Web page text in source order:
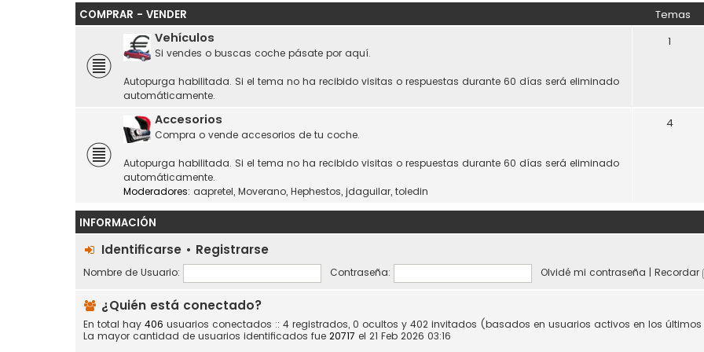
COMPRAR - VENDER Temas
Vehículos
Si vendes o buscas coche pásate por aquí.
Autopurga habilitada. Si el tema no ha recibido visitas o respuestas durante 60 días será eliminado
automáticamente.
1
Accesorios
Compra o vende accesorios de tu coche.
Autopurga habilitada. Si el tema no ha recibido visitas o respuestas durante 60 días será eliminado
automáticamente.
Moderadores: aapretel, Moverano, Hephestos, jdaguilar, toledin
4
INFORMACIÓN
Identificarse • Registrarse
Nombre de Usuario: Contraseña: Olvidé mi contraseña | Recordar
¿Quién está conectado?
En total hay 406 usuarios conectados :: 4 registrados, 0 ocultos y 402 invitados (basados en usuarios activos en los
La mayor cantidad de usuarios identificados fue 20717 el 21 Feb 2026 03:16